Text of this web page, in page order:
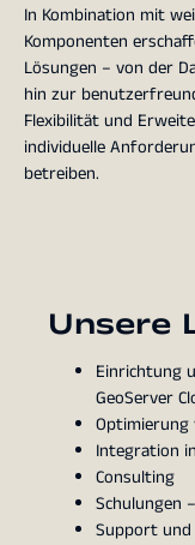
In Kombination mit
Komponenten
Lösungen – von der
hin zur
Flexibilität und
individuelle
betreiben.
Unsere
Einrichtung
GeoServer
Optimierung
Integration
Consulting
Schulungen
Support